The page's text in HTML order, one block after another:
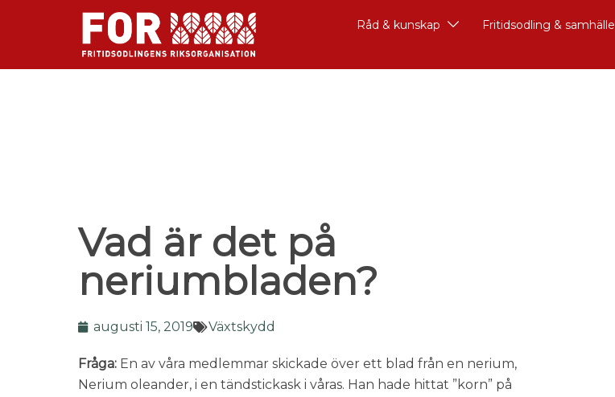
Råd & kunskap Fritidsodling & samhälle
Vad är det på
neriumbladen?
augusti 15, 2019 Växtskydd
Fråga: En av våra medlemmar skickade över ett blad från en nerium,
Nerium oleander, i en tändstickask i våras. Han hade hittat ”korn” på